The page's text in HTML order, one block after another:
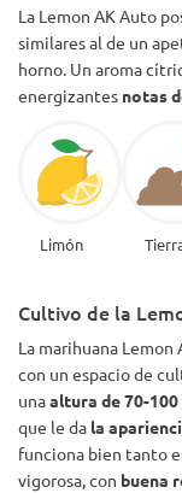
La Lemon AK Auto
similares al de un
horno. Un aroma
energizantes notas
Limón
Cultivo de la
La marihuana
con un espacio de
unaaltura de 70-100
que le da la
funciona bien tanto
vigorosa, con buena